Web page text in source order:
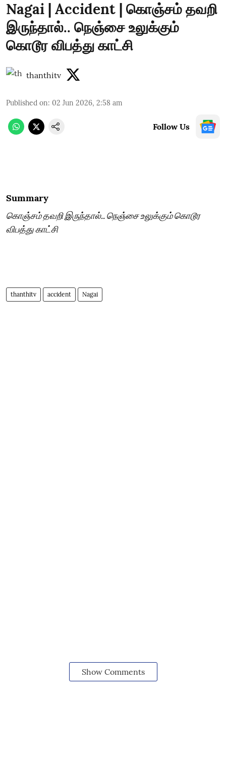
Nagai | Accident | கொஞ்சம் தவறி
இருந்தால்.. நெஞ்சை உலுக்கும்
கொடூர விபத்து காட்சி
thanthitv
Published on: 02 Jun 2026, 2:58 am
Follow Us
Summary
கொஞ்சம் தவறி இருந்தால்.. நெஞ்சை உலுக்கும் கொடூர
விபத்து காட்சி
thanthitv accident Nagai
Show Comments